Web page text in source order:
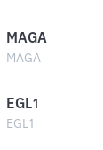
MAGA
MAGA
EGL1
EGL1